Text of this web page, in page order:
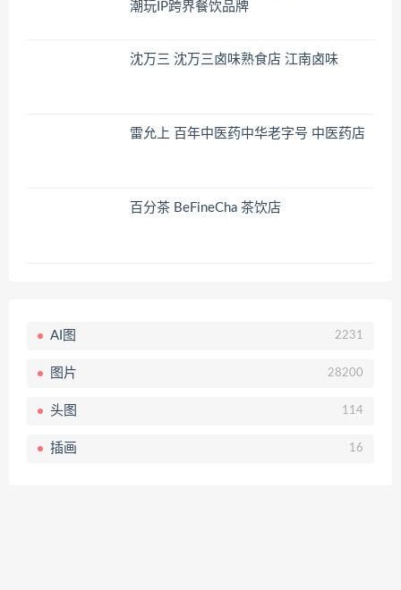
潮玩IP跨界餐饮品牌
沈万三 沈万三卤味熟食店 江南卤味
雷允上 百年中医药中华老字号 中医药店
百分茶 BeFineCha 茶饮店
AI图 2231
图片 28200
头图 114
插画 16